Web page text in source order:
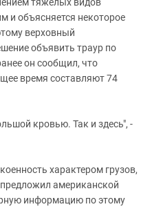
и объясняется некоторое
верховный
объявить траур по
он сообщил, что
время составляют 74
кровью. Так и здесь", -
характером грузов,
американской
информацию по этому